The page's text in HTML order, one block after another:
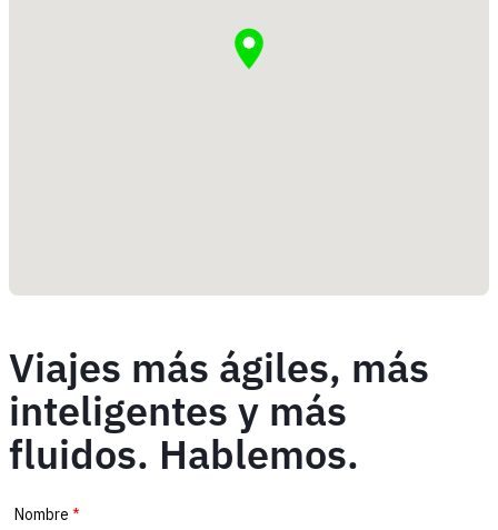
Viajes más ágiles, más
inteligentes y más
fluidos. Hablemos.